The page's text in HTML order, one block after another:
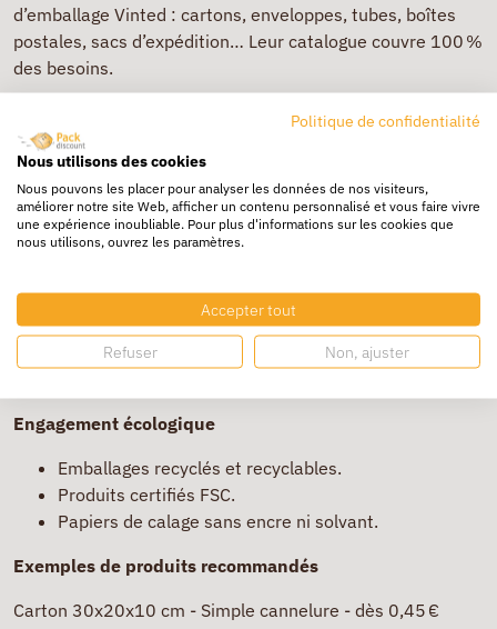
d’emballage Vinted : cartons, enveloppes, tubes, boîtes
postales, sacs d’expédition… Leur catalogue couvre 100 %
des besoins.
Livraison en 24/48 h en Île-de-France.
Livraison en 48/72 h ailleurs en France.
Livraison gratuite dès 250 € d’achat.
Prix dégressifs et réductions
Tarifs PRO dès le 1er colis.
Packs par lots (50, 100, 200 pièces) à prix cassés.
Offres promo fréquentes + cashback avec iGraal,
Engagement écologique
Emballages recyclés et recyclables.
Produits certifiés FSC.
Papiers de calage sans encre ni solvant.
Exemples de produits recommandés
Carton 30x20x10 cm - Simple cannelure - dès 0,45 €
Politique de confidentialité
Nous utilisons des cookies
Nous pouvons les placer pour analyser les données de nos visiteurs,
améliorer notre site Web, afficher un contenu personnalisé et vous faire vivre
une expérience inoubliable. Pour plus d'informations sur les cookies que
nous utilisons, ouvrez les paramètres.
Accepter tout
Refuser Non, ajuster